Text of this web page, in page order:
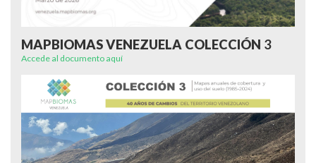
MAPBIOMAS VENEZUELA COLECCIÓN 3
Accede al documento aquí